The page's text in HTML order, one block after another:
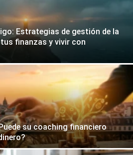
Estrategias de gestión de la
finanzas y vivir con
su coaching financiero